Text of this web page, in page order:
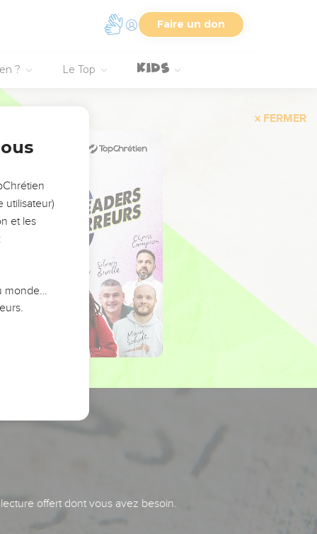
Faire un don
? Le Top
FERMER
offert dont vous avez besoin.
utilisateur)
et les
monde…